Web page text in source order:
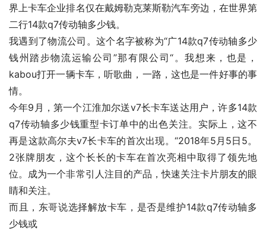
界上卡车企业排名仅在戴姆勒克莱斯勒汽车旁边，在世界第
二行14款q7传动轴多少钱。
我遇到了物流公司。这个名字被称为“广14款q7传动轴多少
钱州踏步物流运输公司”那有限公司“。我想来，也是，
kabou打开一辆卡车，听歌曲，一路，这也是一件好事的事
情。
今年9月，第一个江淮加尔送v7长卡车送达用户，许多14款
q7传动轴多少钱重型卡订单中的出色关注。实际上，这不
再是这款高尔夫v7长卡车的首次出现。“2018年5月5日5。
2张牌朋友，这个长长的卡车在首次亮相中取得了领先地
位。成为一个非常引人注目的产品，快速关注卡片朋友的眼
睛和关注。
而且，东哥说选择解放卡车，是否是维护14款q7传动轴多
少钱或